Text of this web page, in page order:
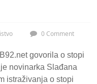
0 Comment
govorila o stopi
novinarka Slađana
istraživanja o stopi